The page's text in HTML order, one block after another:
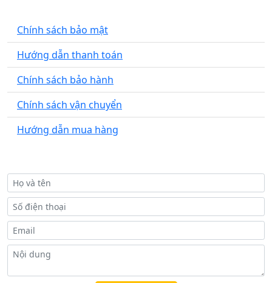
Chính sách bảo mật
Hướng dẫn thanh toán
Chính sách bảo hành
Chính sách vận chuyển
Hướng dẫn mua hàng